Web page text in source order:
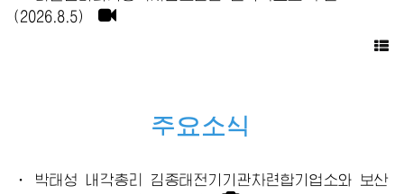
(2026.8.5)
주요소식
· 박태성 내각총리 김종태전기기관차련합기업소와 보산